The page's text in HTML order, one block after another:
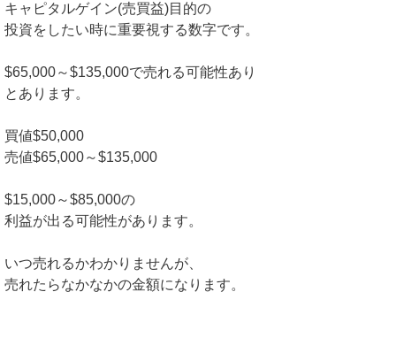
キャピタルゲイン(売買益)目的の
投資をしたい時に重要視する数字です。
$65,000～$135,000で売れる可能性あり
とあります。
買値$50,000
売値$65,000～$135,000
$15,000～$85,000の
利益が出る可能性があります。
いつ売れるかわかりませんが、
売れたらなかなかの金額になります。